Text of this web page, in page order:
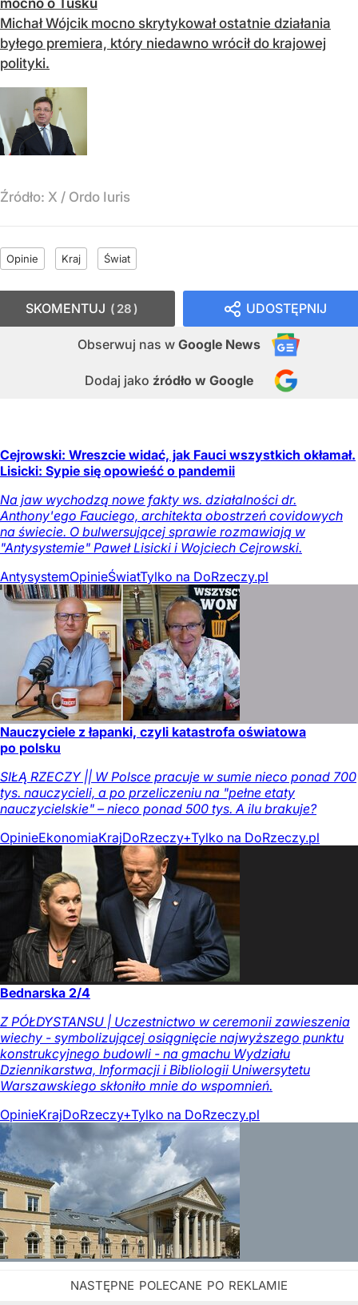
mocno o Tusku
Michał Wójcik mocno skrytykował ostatnie działania
byłego premiera, który niedawno wrócił do krajowej
polityki.
Źródło: X / Ordo Iuris
Opinie Kraj Świat
UDOSTĘPNIJ
Obserwuj nas w Google News
Dodaj jako źródło w Google
SKOMENTUJ 28
Cejrowski: Wreszcie widać, jak Fauci wszystkich okłamał.
Lisicki: Sypie się opowieść o pandemii
Na jaw wychodzą nowe fakty ws. działalności dr.
Anthony'ego Fauciego, architekta obostrzeń covidowych
na świecie. O bulwersującej sprawie rozmawiają w
"Antysystemie" Paweł Lisicki i Wojciech Cejrowski.
AntysystemOpinieŚwiatTylko na DoRzeczy.pl
Nauczyciele z łapanki, czyli katastrofa oświatowa
po polsku
SIŁĄ RZECZY || W Polsce pracuje w sumie nieco ponad 700
tys. nauczycieli, a po przeliczeniu na "pełne etaty
nauczycielskie" – nieco ponad 500 tys. A ilu brakuje?
OpinieEkonomiaKrajDoRzeczy+Tylko na DoRzeczy.pl
Bednarska 2/4
Z PÓŁDYSTANSU | Uczestnictwo w ceremonii zawieszenia
wiechy - symbolizującej osiągnięcie najwyższego punktu
konstrukcyjnego budowli - na gmachu Wydziału
Dziennikarstwa, Informacji i Bibliologii Uniwersytetu
Warszawskiego skłoniło mnie do wspomnień.
OpinieKrajDoRzeczy+Tylko na DoRzeczy.pl